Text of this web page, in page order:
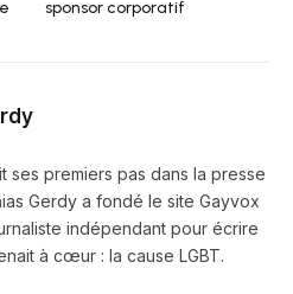
sponsor corporatif
ses premiers pas dans la presse
Gerdy a fondé le site Gayvox
indépendant pour écrire
à cœur : la cause LGBT.